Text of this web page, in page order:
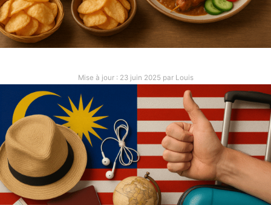
Mise à jour : 23 juin 2025 par Louis
LES 10 SPÉCIALITÉS À GOÛTER
EN INDONÉSIE
Après plus d’un mois en Indonésie, on a pu
découvrir de nombreux plats. Voici ceux qu’il faut
absolument essayer d’après nous !